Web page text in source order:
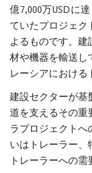
億7,000万USDに
ていたプロジェク
よるものです。
材や機器を輸送し
レーシアにおける
建設セクターが基
道を支えるその重
ラプロジェクトへ
いはトレーラー、
トレーラーへの需